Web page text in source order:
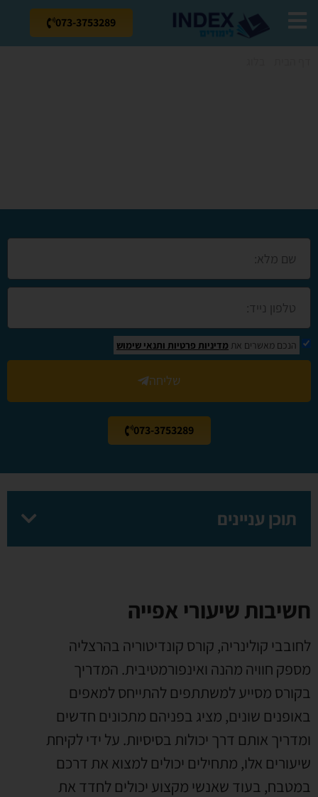
073-3753289
הנכם מאשרים את מדיניות פרטיות ותנאי שימוש
שליחה
073-3753289
תוכן עניינים
חשיבות שיעורי אפייה
לחובבי קולינריה, קורס קונדיטוריה בהרצליה
מספק חוויה מהנה ואינפורמטיבית. המדריך
בקורס מסייע למשתתפים להתייחס למאפים
באופנים שונים, מציג בפניהם מתכונים חדשים
ומדריך אותם דרך יכולות בסיסיות. על ידי לקיחת
שיעורים אלו, מתחילים יכולים למצוא את דרכם
במטבח, בעוד שאנשי מקצוע יכולים לחדד את